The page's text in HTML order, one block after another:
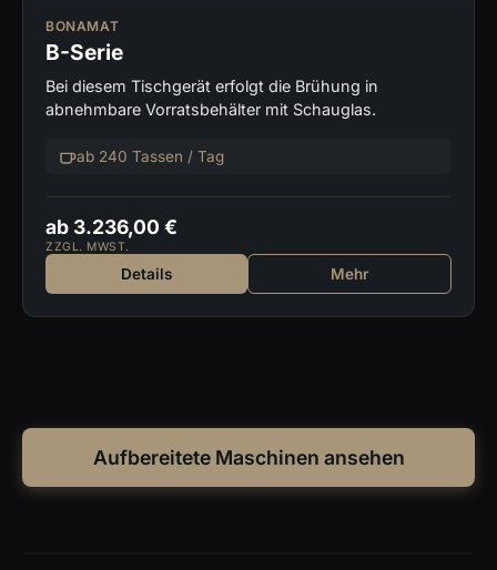
BONAMAT
B-Serie
Bei diesem Tischgerät erfolgt die Brühung in
abnehmbare Vorratsbehälter mit Schauglas.
ab 240 Tassen / Tag
ab 3.236,00 €
ZZGL. MWST.
Details Mehr
Aufbereitete Maschinen ansehen